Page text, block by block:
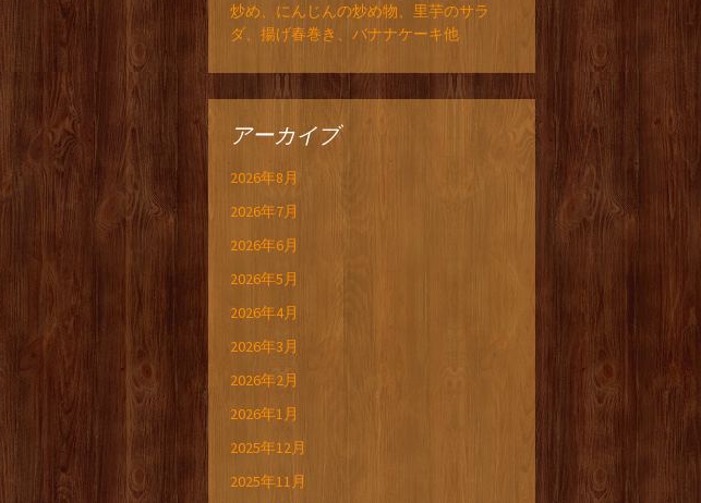
炒め、にんじんの炒め物、里芋のサラ
ダ、揚げ春巻き、バナナケーキ他
アーカイブ
2026年8月
2026年7月
2026年6月
2026年5月
2026年4月
2026年3月
2026年2月
2026年1月
2025年12月
2025年11月